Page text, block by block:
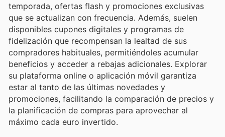
temporada, ofertas flash y promociones exclusivas
que se actualizan con frecuencia. Además, suelen
disponibles cupones digitales y programas de
fidelización que recompensan la lealtad de sus
compradores habituales, permitiéndoles acumular
beneficios y acceder a rebajas adicionales. Explorar
su plataforma online o aplicación móvil garantiza
estar al tanto de las últimas novedades y
promociones, facilitando la comparación de precios y
la planificación de compras para aprovechar al
máximo cada euro invertido.